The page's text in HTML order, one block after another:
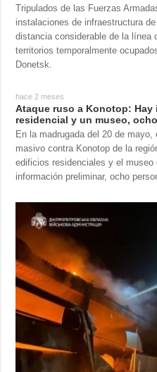
Desastres y
emergencias
ADICIONAL
Publicaciones
Entrevistas
Fotos
Video
Tripulados de las Fuerzas
instalaciones de infraestructura
distancia considerable de la línea
territorios temporalmente
Donetsk.
hace 2 meses
Ataque ruso a Konotop:
residencial y un museo,
En la madrugada del 20 de
masivo contra Konotop de la
edificios residenciales y el
información preliminar, ocho